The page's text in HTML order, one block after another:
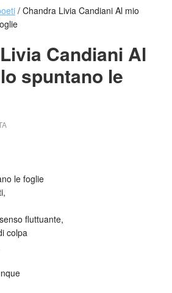
/Chandra Livia Candiani Al mio
Candiani Al
spuntano le
le foglie
fluttuante,
colpa